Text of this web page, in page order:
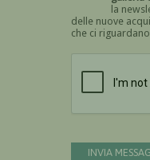
la
delle nuove
che ci
INVIA